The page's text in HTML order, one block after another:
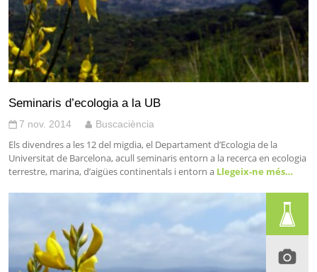
Seminaris d’ecologia a la UB
7 nov. 2014 Buscaciència
Els divendres a les 12 del migdia, el Departament d’Ecologia de la
Universitat de Barcelona, acull seminaris entorn a la recerca en ecologia
terrestre, marina, d’aigües continentals i entorn a Llegeix-ne més…